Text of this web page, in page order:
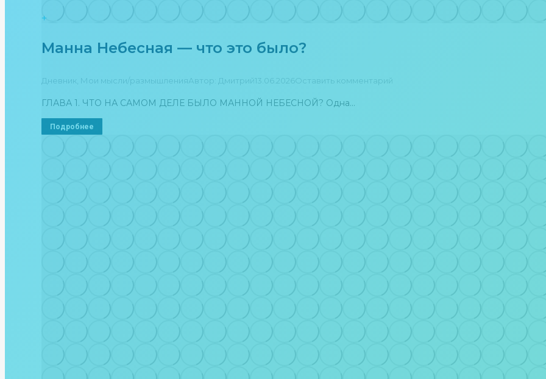
Манна Небесная — что это было?
Дневник Мои мысли/размышленияАвтор: Дмитрий13.06.2026Оставить комментарий
ГЛАВА 1. ЧТО НА САМОМ ДЕЛЕ БЫЛО МАННОЙ НЕБЕСНОЙ? Одна…
Подробнее